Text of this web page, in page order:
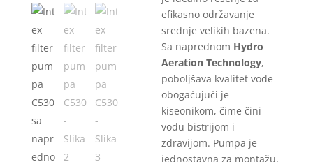
efikasno održavanje
srednje velikih bazena.
Sa naprednom Hydro
Aeration Technology,
poboljšava kvalitet vode
obogaćujući je
kiseonikom, čime čini
vodu bistrijom i
zdravijom. Pumpa je
jednostavna za montažu,